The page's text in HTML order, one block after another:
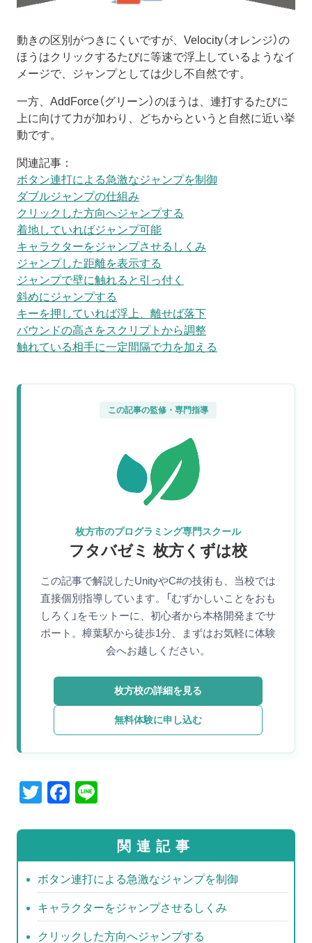
動きの区別がつきにくいですが、Velocity（オレンジ）の
ほうはクリックするたびに等速で浮上しているようなイ
メージで、ジャンプとしては少し不自然です。
一方、AddForce（グリーン）のほうは、連打するたびに
上に向けて力が加わり、どちからというと自然に近い挙
動です。
関連記事：
ボタン連打による急激なジャンプを制御
ダブルジャンプの仕組み
クリックした方向へジャンプする
着地していればジャンプ可能
キャラクターをジャンプさせるしくみ
ジャンプした距離を表示する
ジャンプで壁に触れると引っ付く
斜めにジャンプする
キーを押していれば浮上、離せば落下
バウンドの高さをスクリプトから調整
触れている相手に一定間隔で力を加える
この記事の監修・専門指導
枚方市のプログラミング専門スクール
フタバゼミ 枚方くずは校
この記事で解説したUnityやC#の技術も、当校では
直接個別指導しています。「むずかしいことをおも
しろく」をモットーに、初心者から本格開発までサ
ポート。樟葉駅から徒歩1分、まずはお気軽に体験
会へお越しください。
枚方校の詳細を見る
無料体験に申し込む
T
tt
er
F
c
e
b
o
o
e 関連記事
ボタン連打による急激なジャンプを制御
キャラクターをジャンプさせるしくみ
クリックした方向へジャンプする